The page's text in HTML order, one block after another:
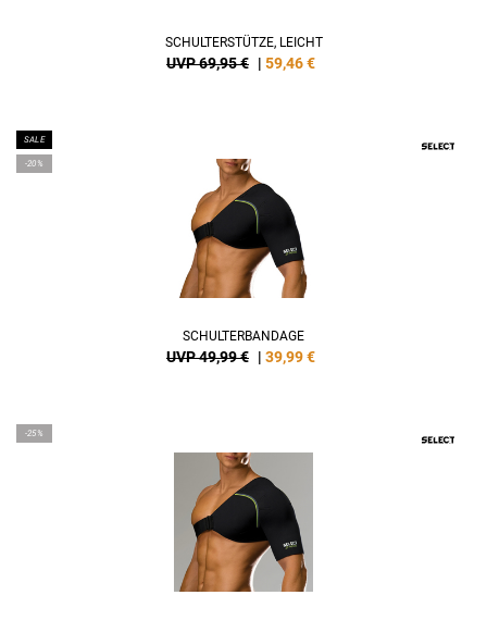
SCHULTERSTÜTZE, LEICHT
UVP 69,95 € | 59,46€
SALE
-20%
SCHULTERBANDAGE
UVP 49,99 € | 39,99€
-25%